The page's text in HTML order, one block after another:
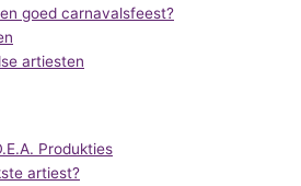
goed carnavalsfeest?
artiesten
Produkties
artiest?